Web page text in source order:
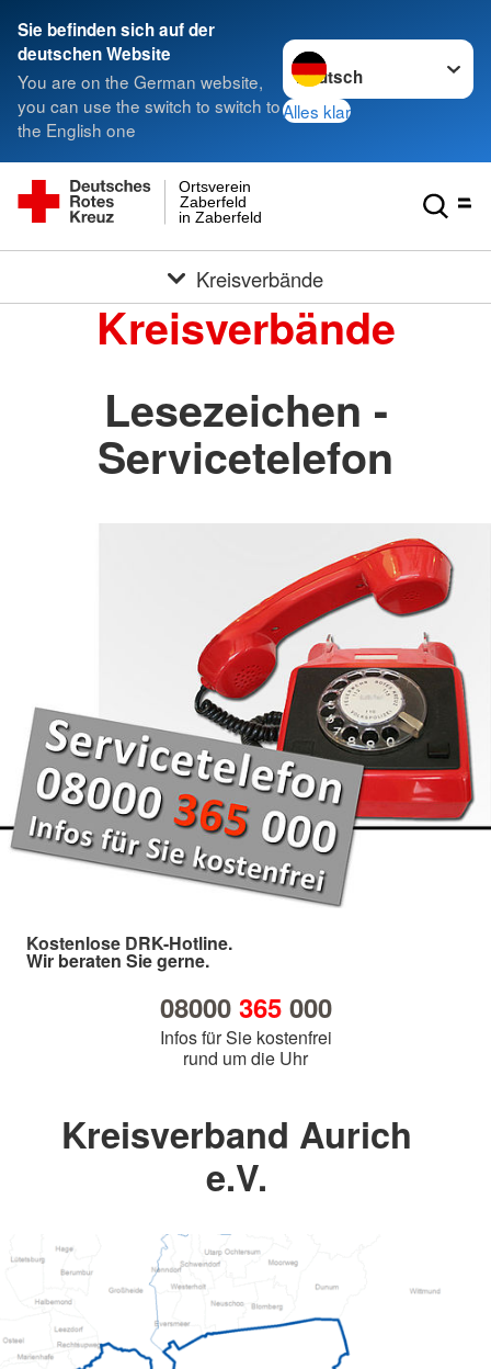
Sie befinden sich auf der
deutschen Website
You are on the German website,
you can use the switch to switch to
the English one
Sprache wechseln zu
Alles klar
in Zaberfeld
Zaberfeld
Ortsverein
Kreisverbände
Kreisverbände
Lesezeichen -
Servicetelefon
Kostenlose DRK-Hotline.
Wir beraten Sie gerne.
08000 365000
Infos für Sie kostenfrei
rund um die Uhr
Kreisverband Aurich
e.V.